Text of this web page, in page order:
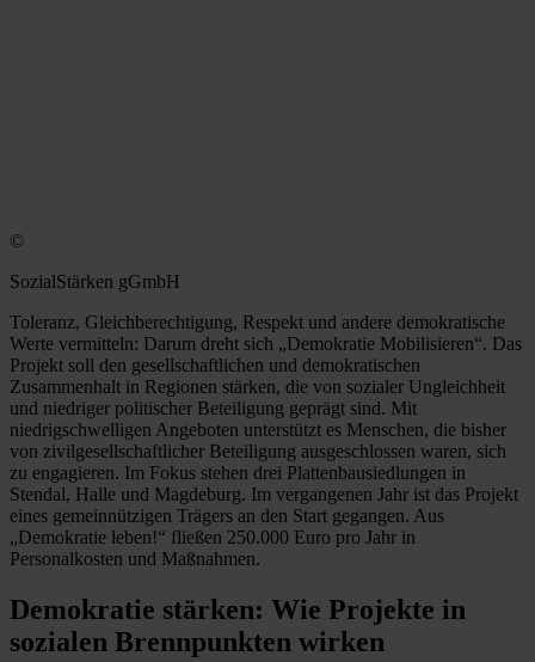
©
SozialStärken gGmbH
Toleranz, Gleichberechtigung, Respekt und andere demokratische
Werte vermitteln: Darum dreht sich „Demokratie Mobilisieren“. Das
Projekt soll den gesellschaftlichen und demokratischen
Zusammenhalt in Regionen stärken, die von sozialer Ungleichheit
und niedriger politischer Beteiligung geprägt sind. Mit
niedrigschwelligen Angeboten unterstützt es Menschen, die bisher
von zivilgesellschaftlicher Beteiligung ausgeschlossen waren, sich
zu engagieren. Im Fokus stehen drei Plattenbausiedlungen in
Stendal, Halle und Magdeburg. Im vergangenen Jahr ist das Projekt
eines gemeinnützigen Trägers an den Start gegangen. Aus
„Demokratie leben!“ fließen 250.000 Euro pro Jahr in
Personalkosten und Maßnahmen.
Demokratie stärken: Wie Projekte in
sozialen Brennpunkten wirken